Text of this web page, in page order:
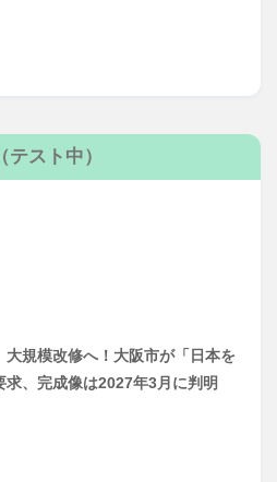
スト中）
大規模改修へ！大阪市が「日本を
、完成像は2027年3月に判明